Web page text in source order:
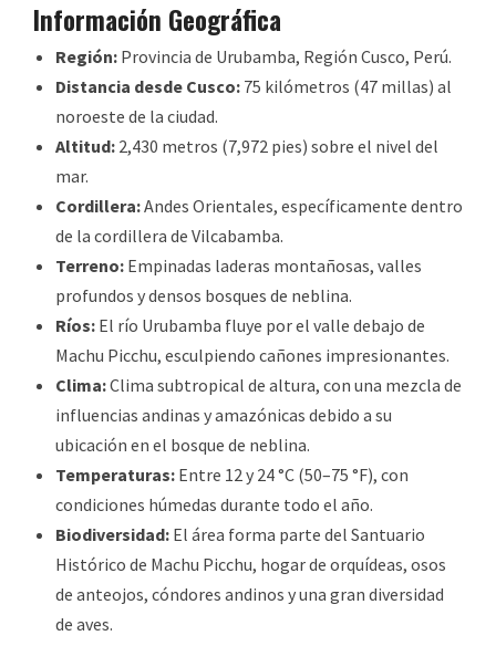
Información Geográfica
Región: Provincia de Urubamba, Región Cusco, Perú.
Distancia desde Cusco: 75 kilómetros (47 millas) al
noroeste de la ciudad.
Altitud: 2,430 metros (7,972 pies) sobre el nivel del
mar.
Cordillera:Andes Orientales, específicamente dentro
de la cordillera de Vilcabamba.
Terreno: Empinadas laderas montañosas, valles
profundos y densos bosques de neblina.
Ríos: El río Urubamba fluye por el valle debajo de
Machu Picchu, esculpiendo cañones impresionantes.
Clima:Clima subtropical de altura, con una mezcla de
influencias andinas y amazónicas debido a su
ubicación en el bosque de neblina.
Temperaturas: Entre 12 y 24 °C (50–75 °F), con
condiciones húmedas durante todo el año.
Biodiversidad: El área forma parte del Santuario
Histórico de Machu Picchu, hogar de orquídeas, osos
de anteojos, cóndores andinos y una gran diversidad
de aves.